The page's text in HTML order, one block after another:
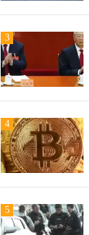
3
4
5